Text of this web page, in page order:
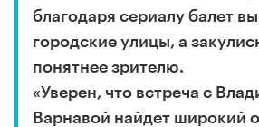
благодаря сериалу балет
городские улицы, а
понятнее зрителю.
«Уверен, что встреча с
Варнавой найдет широкий